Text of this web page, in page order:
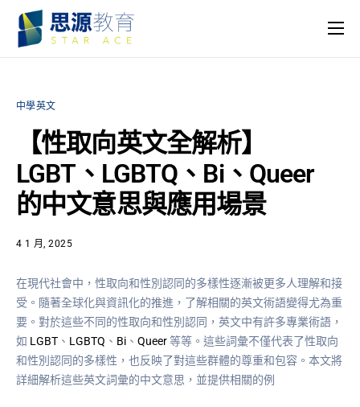
主頁
思源專欄
關於我們
中學英文
【性取向英文全解析】
LGBT、LGBTQ、Bi、Queer
的中文意思與應用場景
4 1 月, 2025
在現代社會中，性取向和性別認同的多樣性逐漸被更多人理解和接
受。隨著全球化與資訊化的推進，了解相關的英文術語變得尤為重
要。對於這些不同的性取向和性別認同，英文中有許多專業術語，
如 LGBT 、 LGBTQ 、 Bi 、 Queer等等。這些詞彙不僅代表了性取向
和性別認同的多樣性，也反映了對這些群體的尊重和包容。本文將
詳細解析這些英文詞彙的中文意思，並提供相關的例